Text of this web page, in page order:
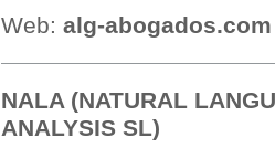
Web: alg-abogados.com
NALA (NATURAL
ANALYSIS SL)